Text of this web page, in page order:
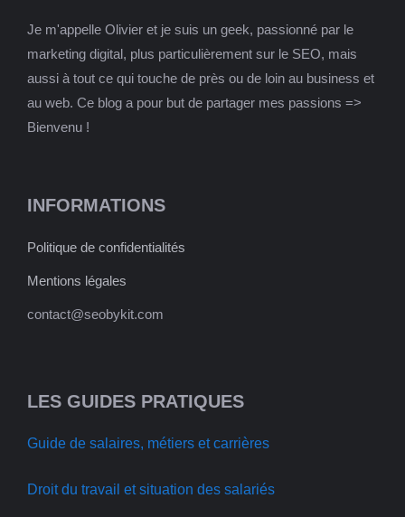
Je m'appelle Olivier et je suis un geek, passionné par le
marketing digital, plus particulièrement sur le SEO, mais
aussi à tout ce qui touche de près ou de loin au business et
au web. Ce blog a pour but de partager mes passions =>
Bienvenu !
INFORMATIONS
Politique de confidentialités
Mentions légales
contact@seobykit.com
LES GUIDES PRATIQUES
Guide de salaires, métiers et carrières
Droit du travail et situation des salariés